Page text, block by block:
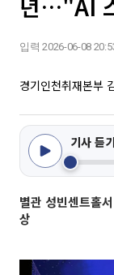
년…"AI
입력 2026-06-08
경기인천취재본부
기사 듣기
별관 성빈센트홀
상